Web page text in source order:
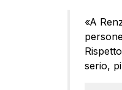
«A
serio,